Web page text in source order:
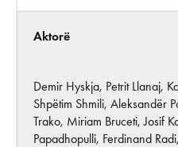
Aktorë
Demir Hyskja, Petrit Llanaj,
Shpëtim Shmili, Aleksandër
Trako, Miriam Bruceti, Josif
Papadhopulli, Ferdinand